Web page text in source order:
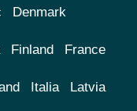
Denmark
Finland France
Italia Latvia